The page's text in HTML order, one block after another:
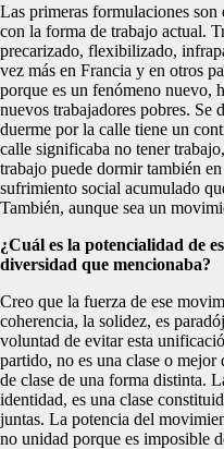
Las primeras formulaciones son
con la forma de trabajo actual.
precarizado, flexibilizado,
vez más en Francia y en otros
porque es un fenómeno nuevo,
nuevos trabajadores pobres. Se
duerme por la calle tiene un
calle significaba no tener
trabajo puede dormir también
sufrimiento social acumulado
También, aunque sea un
¿Cuál es la potencialidad de
diversidad que mencionaba?
Creo que la fuerza de ese
coherencia, la solidez, es
voluntad de evitar esta
partido, no es una clase o
de clase de una forma distinta.
identidad, es una clase
juntas. La potencia del
no unidad porque es imposible